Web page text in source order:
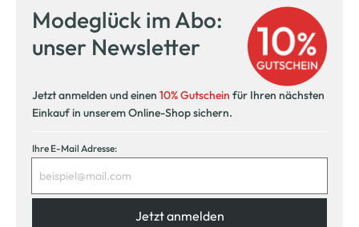
Modeglück im Abo:
unser Newsletter
Jetzt anmelden und einen 10% Gutschein für Ihren nächsten
Einkauf in unserem Online-Shop sichern.
Ihre E-Mail Adresse:
Jetzt anmelden